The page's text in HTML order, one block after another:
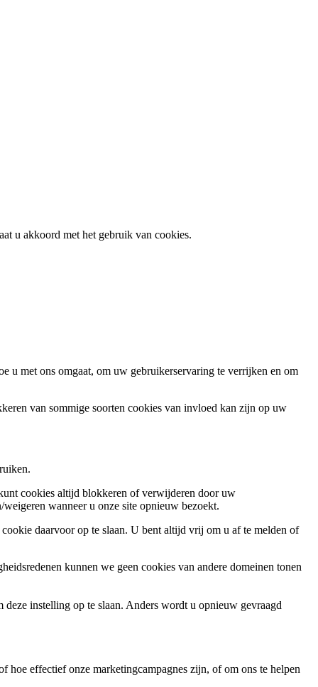
u akkoord met het gebruik van cookies.
u met ons omgaat, om uw gebruikerservaring te verrijken en om
van sommige soorten cookies van invloed kan zijn op uw
cookies altijd blokkeren of verwijderen door uw
wanneer u onze site opnieuw bezoekt.
daarvoor op te slaan. U bent altijd vrij om u af te melden of
kunnen we geen cookies van andere domeinen tonen
instelling op te slaan. Anders wordt u opnieuw gevraagd
effectief onze marketingcampagnes zijn, of om ons te helpen